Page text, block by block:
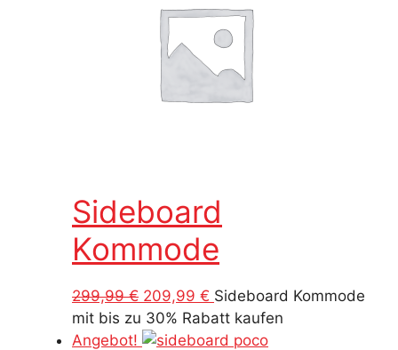
Sideboard
Kommode
299,99€ Ursprünglicher
Preis
war:
209,99 € Aktueller
Preis
ist:
Sideboard Kommode
mit bis zu 30% Rabatt kaufen
Angebot!